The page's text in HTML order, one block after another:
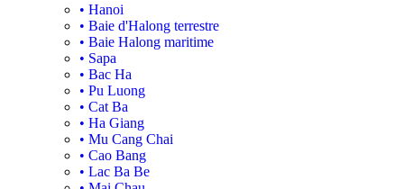
• Hanoi
• Baie d'Halong terrestre
• Baie Halong maritime
• Sapa
• Bac Ha
• Pu Luong
• Cat Ba
• Ha Giang
• Mu Cang Chai
• Cao Bang
• Lac Ba Be